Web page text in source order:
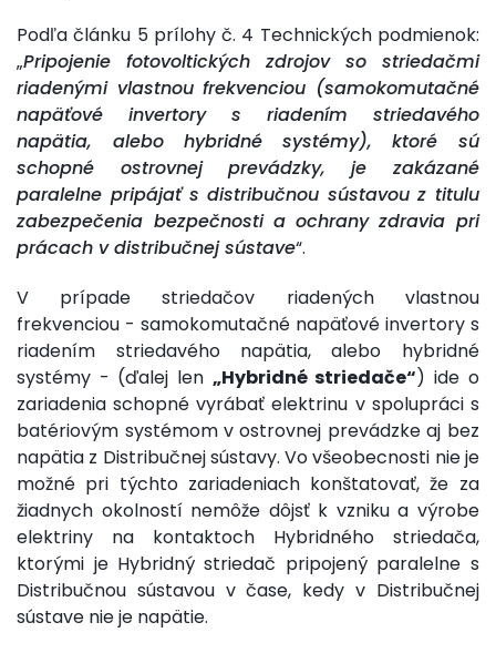
Podľa článku 5 prílohy č. 4 Technických podmienok:
„Pripojenie fotovoltických zdrojov so striedačmi
riadenými vlastnou frekvenciou (samokomutačné
napäťové invertory s riadením striedavého
napätia, alebo hybridné systémy), ktoré sú
schopné ostrovnej prevádzky, je zakázané
paralelne pripájať s distribučnou sústavou z titulu
zabezpečenia bezpečnosti a ochrany zdravia pri
prácach v distribučnej sústave“.
V prípade striedačov riadených vlastnou
frekvenciou - samokomutačné napäťové invertory s
riadením striedavého napätia, alebo hybridné
systémy - (ďalej len „Hybridné striedače“) ide o
zariadenia schopné vyrábať elektrinu v spolupráci s
batériovým systémom v ostrovnej prevádzke aj bez
napätia z Distribučnej sústavy. Vo všeobecnosti nie je
možné pri týchto zariadeniach konštatovať, že za
žiadnych okolností nemôže dôjsť k vzniku a výrobe
elektriny na kontaktoch Hybridného striedača,
ktorými je Hybridný striedač pripojený paralelne s
Distribučnou sústavou v čase, kedy v Distribučnej
sústave nie je napätie.